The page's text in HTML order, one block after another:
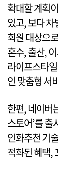
확대할 계획
있고, 보다
회원 대상으
혼수, 출산,
라이프스타
인 맞춤형 서
한편, 네이버
스토어’를 출
인화추천 기
적화된 혜택,